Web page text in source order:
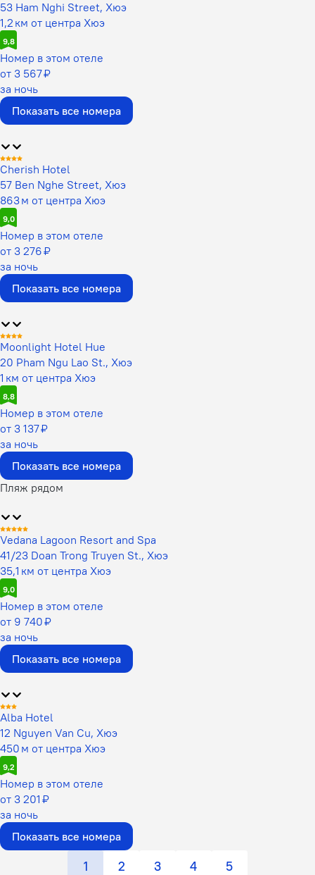
53 Ham Nghi Street, Хюэ
1,2 км от центра Хюэ
9,8
Номер в этом отеле
от 3 567 ₽
за ночь
Показать все номера
Cherish Hotel
57 Ben Nghe Street, Хюэ
863 м от центра Хюэ
9,0
Номер в этом отеле
от 3 276 ₽
за ночь
Показать все номера
Moonlight Hotel Hue
20 Pham Ngu Lao St., Хюэ
1 км от центра Хюэ
8,8
Номер в этом отеле
от 3 137 ₽
за ночь
Показать все номера
Пляж рядом
Vedana Lagoon Resort and Spa
41/23 Doan Trong Truyen St., Хюэ
35,1 км от центра Хюэ
9,0
Номер в этом отеле
от 9 740 ₽
за ночь
Показать все номера
Alba Hotel
12 Nguyen Van Cu, Хюэ
450 м от центра Хюэ
9,2
Номер в этом отеле
от 3 201 ₽
за ночь
Показать все номера
1 2 3 4 5